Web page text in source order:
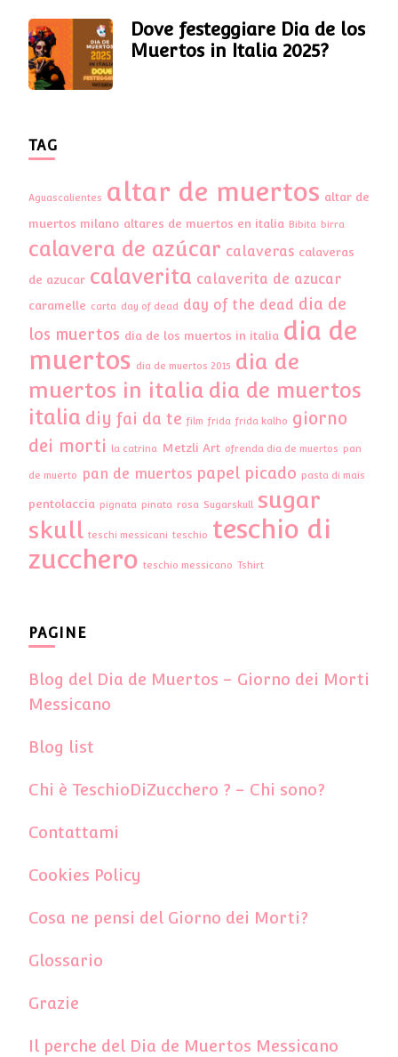
Dove festeggiare Dia de los
Muertos in Italia 2025?
TAG
Aguascalientes altar de muertos altar de
muertos milano altares de muertos en italia Bibita birra
calavera de azúcar calaveras calaveras
de azucar calaverita calaverita de azucar
caramelle carta day of dead day of the dead dia de
los muertos dia de los muertos in italia dia de
muertos dia de muertos 2015 dia de
muertos in italia dia de muertos
italia diy fai da te film frida frida kalho giorno
dei morti
la catrina Metzli Art ofrenda dia de muertos pan
de muerto pan de muertos papel picado pasta di mais
pentolaccia pignata pinata rosa Sugarskull sugar
skull teschi messicani teschio teschio di
zucchero teschio messicano Tshirt
PAGINE
Blog del Dia de Muertos – Giorno dei Morti
Messicano
Blog list
Chi è TeschioDiZucchero ? – Chi sono?
Contattami
Cookies Policy
Cosa ne pensi del Giorno dei Morti?
Glossario
Grazie
Il perche del Dia de Muertos Messicano